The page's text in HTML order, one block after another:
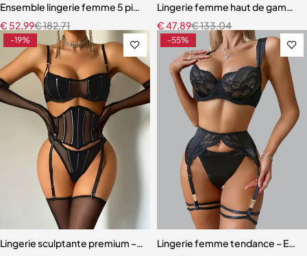
Ensemble lingerie femme 5 pièces – Dentelle brodée florale avec
€182,71
€ 52,99
Lingerie femme haut de
€133,04
€47,89
-19%
Lingerie sculptante premium – Ensemble cinq pièces en maille ultra-
-55%
Lingerie femme tendance –